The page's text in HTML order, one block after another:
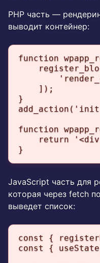
PHP часть —
выводит контейнер:
function
    ]);
}
function
return
}
JavaScript часть для
которая через fetch
выведет список:
const {
const {